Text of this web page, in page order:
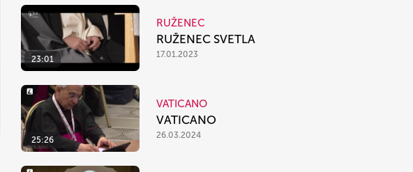
23:01
RUŽENEC
RUŽENEC SVETLA
17.01.2023
25:26
VATICANO
VATICANO
26.03.2024